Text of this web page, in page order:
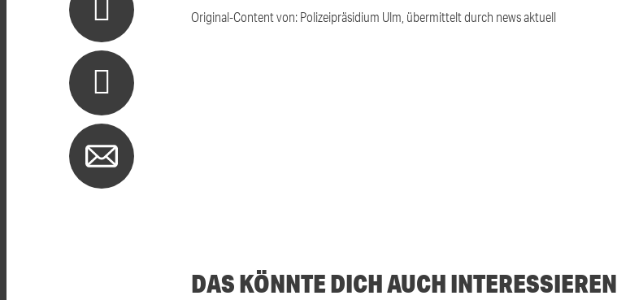
Original-Content von: Polizeipräsidium Ulm, übermittelt durch news aktuell
DAS KÖNNTE DICH AUCH INTERESSIEREN